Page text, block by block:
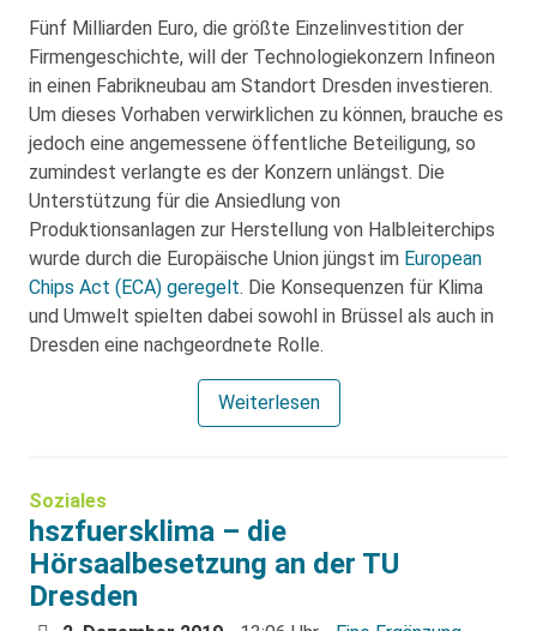
Fünf Milliarden Euro, die größte Einzelinvestition der
Firmengeschichte, will der Technologiekonzern Infineon
in einen Fabrikneubau am Standort Dresden investieren.
Um dieses Vorhaben verwirklichen zu können, brauche es
jedoch eine angemessene öffentliche Beteiligung, so
zumindest verlangte es der Konzern unlängst. Die
Unterstützung für die Ansiedlung von
Produktionsanlagen zur Herstellung von Halbleiterchips
wurde durch die Europäische Union jüngst im European
Chips Act (ECA) geregelt. Die Konsequenzen für Klima
und Umwelt spielten dabei sowohl in Brüssel als auch in
Dresden eine nachgeordnete Rolle.
Weiterlesen
Soziales
hszfuersklima – die
Hörsaalbesetzung an der TU
Dresden